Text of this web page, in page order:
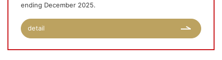
ending December 2025.
detail